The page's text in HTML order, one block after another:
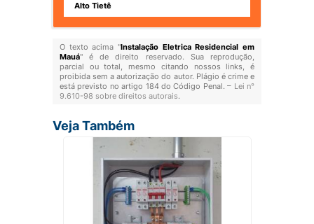
Alto Tietê
O texto acima "Instalação Eletrica Residencial em
Mauá" é de direito reservado. Sua reprodução,
parcial ou total, mesmo citando nossos links, é
proibida sem a autorização do autor. Plágio é crime e
está previsto no artigo 184 do Código Penal. – Lei n°
9.610-98 sobre direitos autorais.
Veja Também